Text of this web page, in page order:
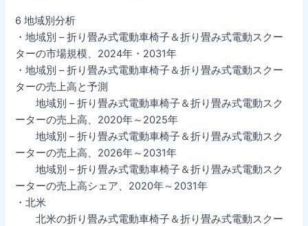
6 地域別分析
・地域別 – 折り畳み式電動車椅子＆折り畳み式電動スクー
ターの市場規模、2024年・2031年
・地域別 – 折り畳み式電動車椅子＆折り畳み式電動スクー
ターの売上高と予測
地域別 – 折り畳み式電動車椅子＆折り畳み式電動スク
ーターの売上高、2020年～2025年
地域別 – 折り畳み式電動車椅子＆折り畳み式電動スク
ーターの売上高、2026年～2031年
地域別 – 折り畳み式電動車椅子＆折り畳み式電動スク
ーターの売上高シェア、2020年～2031年
・北米
北米の折り畳み式電動車椅子＆折り畳み式電動スクー